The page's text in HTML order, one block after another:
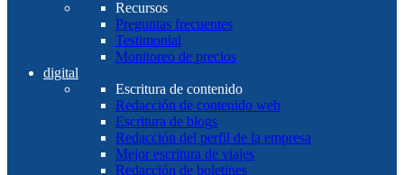
Recursos
Preguntas frecuentes
Testimonial
Monitoreo de precios
digital
Escritura de contenido
Redacción de contenido web
Escritura de blogs
Redacción del perfil de la empresa
Mejor escritura de viajes
Redacción de boletines